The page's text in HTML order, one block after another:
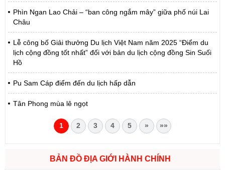
Phìn Ngan Lao Chải – “ban công ngắm mây” giữa phố núi Lai
Châu
Lễ công bố Giải thưởng Du lịch Việt Nam năm 2025 “Điểm du
lịch cộng đồng tốt nhất” đối với bản du lịch cộng đồng Sin Suối
Hồ
Pu Sam Cáp điểm đến du lịch hấp dẫn
Tân Phong mùa lê ngọt
1 2 3 4 5 » »»
BẢN ĐỒ ĐỊA GIỚI HÀNH CHÍNH